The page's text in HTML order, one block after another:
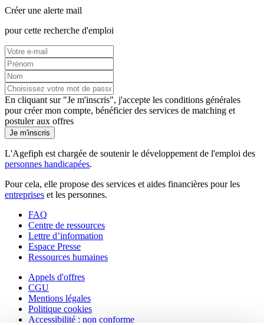
Créer une alerte mail
pour cette recherche d'emploi
En cliquant sur "Je m'inscris", j'accepte les conditions générales
pour créer mon compte, bénéficier des services de matching et
postuler aux offres
Je m'inscris
L'Agefiph est chargée de soutenir le développement de l'emploi des
personnes handicapées.
Pour cela, elle propose des services et aides financières pour les
entreprises et les personnes.
FAQ
Centre de ressources
Lettre d’information
Espace Presse
Ressources humaines
Appels d'offres
CGU
Mentions légales
Politique cookies
Accessibilité : non conforme